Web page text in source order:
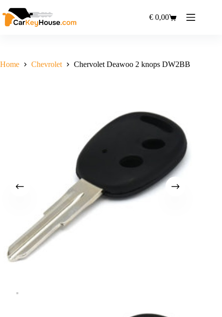
naar
de
Winkelwagen
€ 0,00
Home Chevrolet Chervolet Deawoo 2 knops DW2BB